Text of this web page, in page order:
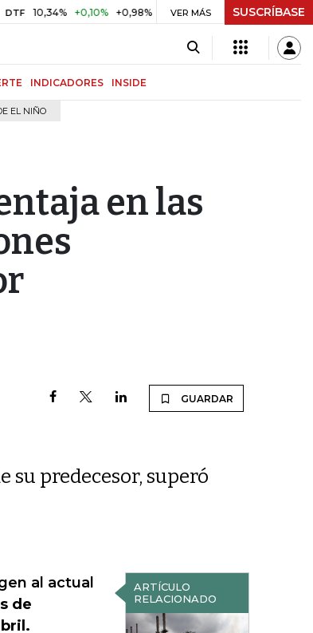
10,34% +0,10% +0,98% UVR $ 416,86 +$ 0,05 +0,01%
VER MÁS SUSCRÍBASE
INDICADORES INSIDE
EL NIÑO
en las
GUARDAR
su predecesor, superó
ARTÍCULO
RELACIONADO
al actual
de